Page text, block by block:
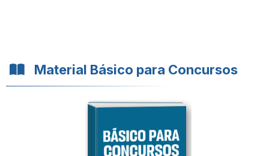
Material Básico para Concursos